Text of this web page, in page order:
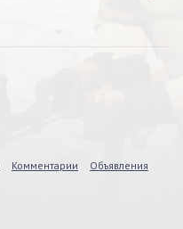
Комментарии Объявления